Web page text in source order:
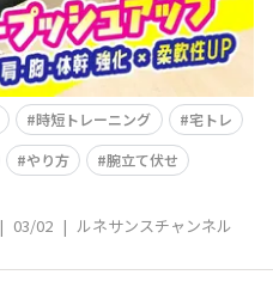
時短トレーニング
宅トレ
やり方 腕立て伏せ
| 03/02 | ルネサンスチャンネル